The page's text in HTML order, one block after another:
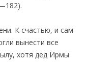
К счастью, и сам
вынести все
хотя дед Ирмы